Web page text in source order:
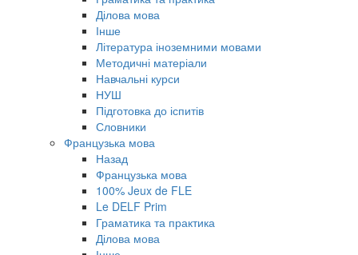
Ділова мова
Інше
Література іноземними мовами
Методичні матеріали
Навчальні курси
НУШ
Підготовка до іспитів
Словники
Французька мова
Назад
Французька мова
100% Jeux de FLE
Le DELF Prim
Граматика та практика
Ділова мова